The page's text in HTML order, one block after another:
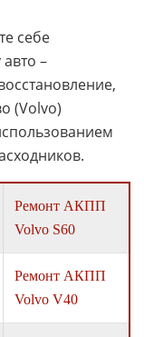
себе
–
(Volvo)
Ремонт АКПП
Volvo S60
Ремонт АКПП
Volvo V40